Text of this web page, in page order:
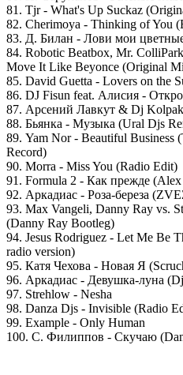
81. Tjr - What's Up Suckaz
82. Cherimoya - Thinking of You
83. Д. Билан - Лови мои
84. Robotic Beatbox, Mr.
Move It Like Beyonce (Original
85. David Guetta - Lovers on the
86. DJ Fisun feat. Алисия -
87. Арсений Лавкут & Dj
88. Бьянка - Музыка (Ural Djs
89. Yam Nor - Beautiful Business
Record)
90. Morra - Miss You (Radio Edit)
91. Formula 2 - Как прежде
92. Аркадиас - Роза-береза
93. Max Vangeli, Danny Ray vs.
(Danny Ray Bootleg)
94. Jesus Rodriguez - Let Me Be
radio version)
95. Катя Чехова - Новая Я
96. Аркадиас - Девушка-луна
97. Strehlow - Nesha
98. Danza Djs - Invisible (Radio
99. Example - Only Human
100. С. Филиппов - Скучаю